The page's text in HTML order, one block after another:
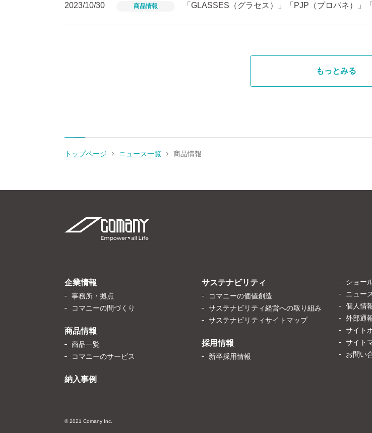
2023/10/30 商品情報 「GLASSES（グラセス）」「PJP（プロパネ）
もっとみる
トップページ ニュース一覧 商品情報
企業情報
事務所・拠点
コマニーの間づくり
商品情報
商品一覧
コマニーのサービス
納入事例
サステナビリティ
コマニーの価値創造
サステナビリティ経営への取り組み
サステナビリティサイトマップ
採用情報
新卒採用情報
ショー
ニュー
個人情
外部通
サイト
サイト
お問い
© 2021 Comany Inc.